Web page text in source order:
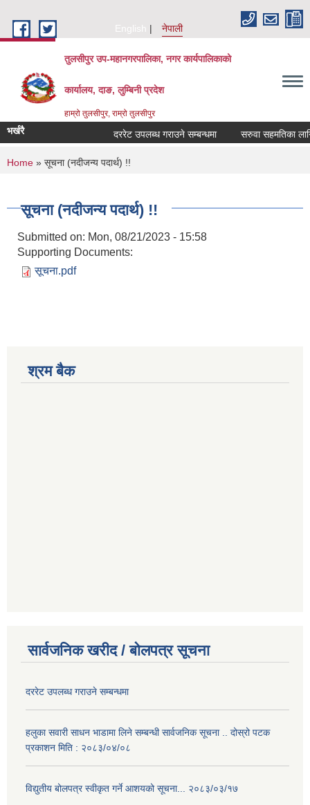
English
नेपाली
तुलसीपुर उप-महानगरपालिका, नगर कार्यपालिकाको
कार्यालय, दाङ, लुम्बिनी प्रदेश
हाम्रो तुलसीपुर, राम्रो तुलसीपुर
भर्खरै दररेट उपलब्ध गराउने सम्बन्धमा सरुवा सहमतिका
You are here
Home » सूचना (नदीजन्य पदार्थ) !!
सूचना (नदीजन्य पदार्थ) !!
Submitted on: Mon, 08/21/2023 - 15:58
Supporting Documents:
सूचना.pdf
श्रम बैक
सार्वजनिक खरीद / बोलपत्र सूचना
दररेट उपलब्ध गराउने सम्बन्धमा
हलुका सवारी साधन भाडामा लिने सम्बन्धी सार्वजनिक सूचना .. दोस्रो पटक
प्रकाशन मिति : २०८३/०४/०८
विद्युतीय बोलपत्र स्वीकृत गर्ने आशयको सूचना... २०८३/०३/१७